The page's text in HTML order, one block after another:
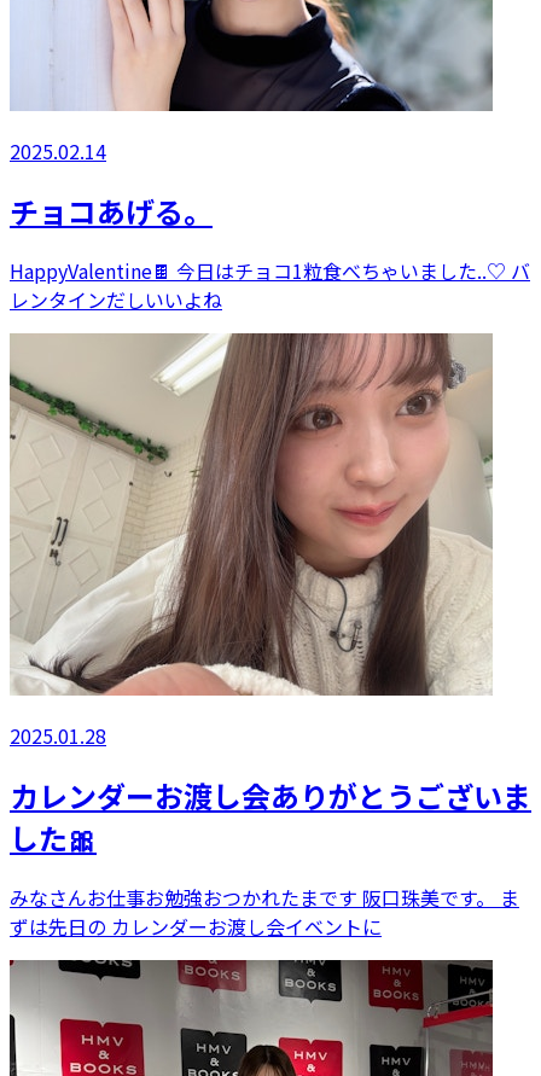
2025.02.14
チョコあげる。
HappyValentine🍫 今日はチョコ1粒食べちゃいました..♡ バ
レンタインだしいいよね
2025.01.28
カレンダーお渡し会ありがとうございま
した🎀
みなさんお仕事お勉強おつかれたまです 阪口珠美です。 ま
ずは先日の カレンダーお渡し会イベントに